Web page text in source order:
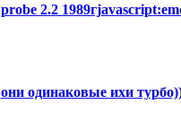
probe 2.2
они одинаковые ихи